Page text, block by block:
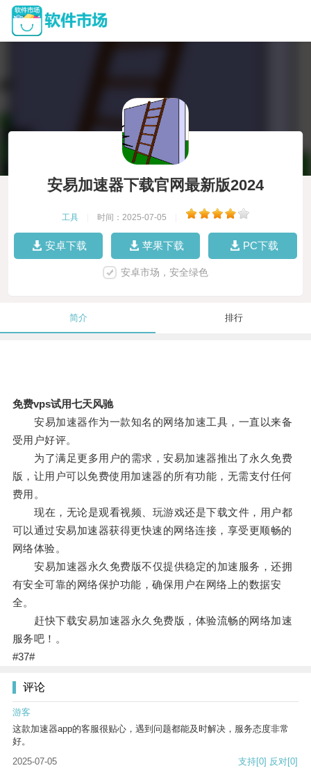
安易加速器下载官网最新版2024
工具 时间：2025-07-05
安卓下载 苹果下载 PC下载
安卓市场，安全绿色
简介 排行
免费vps试用七天风驰
安易加速器作为一款知名的网络加速工具，一直以来备
受用户好评。
为了满足更多用户的需求，安易加速器推出了永久免费
版，让用户可以免费使用加速器的所有功能，无需支付任何
费用。
现在，无论是观看视频、玩游戏还是下载文件，用户都
可以通过安易加速器获得更快速的网络连接，享受更顺畅的
网络体验。
安易加速器永久免费版不仅提供稳定的加速服务，还拥
有安全可靠的网络保护功能，确保用户在网络上的数据安
全。
赶快下载安易加速器永久免费版，体验流畅的网络加速
服务吧！。
#37#
评论
游客
这款加速器app的客服很贴心，遇到问题都能及时解决，服务态度非常
好。
2025-07-05
支持[0] 反对[0]